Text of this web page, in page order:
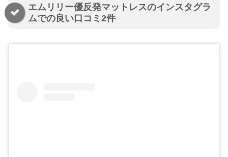
エムリリー優反発マットレスのインスタグラ
ムでの良い口コミ2件